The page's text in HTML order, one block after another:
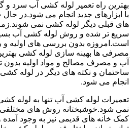
بهترین راه تعمیر لوله کشی آب سرد
با ابزارهای جدید انجام می شود.در
های قبلی دیگر لوله کشی نمی
سریع تر شده و روش لوله کشی آب
است.امروزه بدون بررسی های اولیه و
مصرفی ها بهینه سازی لوله کشی
آب و مصرف مصالح و مواد اولیه بدون
ساختمان و نکته های دیگر در لوله
انجام می شود.
تعمیرات لوله کشی آب تنها به لوله
نمی شود.خوشبختانه روش های
کمک خانه های قدیمی نیز به وجود آمده